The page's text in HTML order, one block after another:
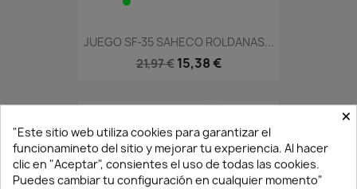
JUEGO SF-35 SAHECO ROLDANAS...
21,97 € 15,38 €
×
"Este sitio web utiliza cookies para garantizar el
funcionamineto del sitio y mejorar tu experiencia. Al hacer
clic en "Aceptar", consientes el uso de todas las cookies.
Puedes cambiar tu configuración en cualquier momento"